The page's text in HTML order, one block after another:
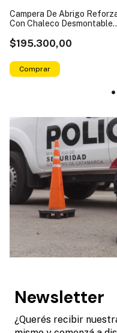
Campera De Abrigo
Con Chaleco Desmontable
$195.300,00
Comprar
Newsletter
¿Querés recibir